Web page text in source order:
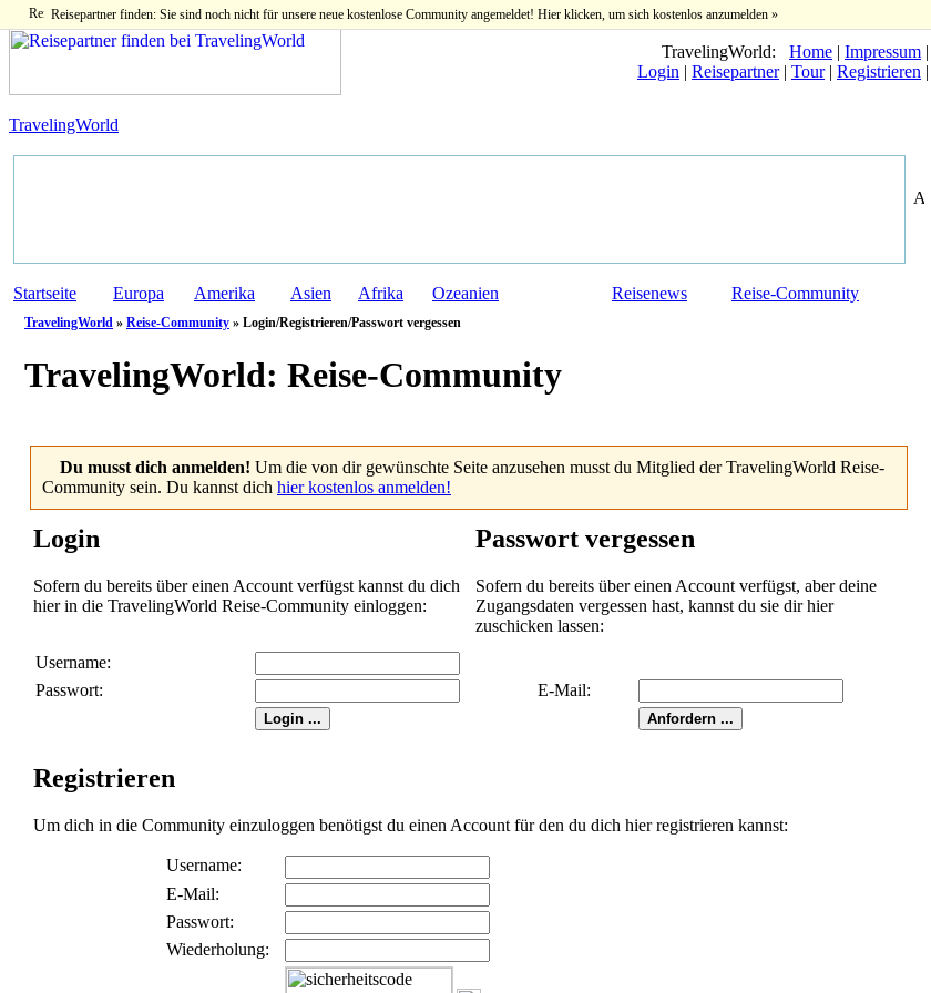
Reisepartner finden: Sie sind noch nicht für unsere neue kostenlose Community angemeldet! Hier klicken, um sich kostenlos anzumelden »
TravelingWorld: Home | Impressum |
Login | Reisepartner| Tour| Registrieren |
TravelingWorld
Startseite Europa Amerika Asien Afrika Ozeanien Reisenews Reise-Community
TravelingWorld » Reise-Community » Login/Registrieren/Passwort vergessen
TravelingWorld: Reise-Community
Du musst dich anmelden! Um die von dir gewünschte Seite anzusehen musst du Mitglied der TravelingWorld Reise-
Community sein. Du kannst dich hier kostenlos anmelden!
Login
Sofern du bereits über einen Account verfügst kannst du dich
hier in die TravelingWorld Reise-Community einloggen:
Passwort vergessen
Sofern du bereits über einen Account verfügst, aber deine
Zugangsdaten vergessen hast, kannst du sie dir hier
zuschicken lassen:
Username:
Passwort:
E-Mail:
Registrieren
Um dich in die Community einzuloggen benötigst du einen Account für den du dich hier registrieren kannst:
Username:
E-Mail:
Passwort:
Wiederholung: